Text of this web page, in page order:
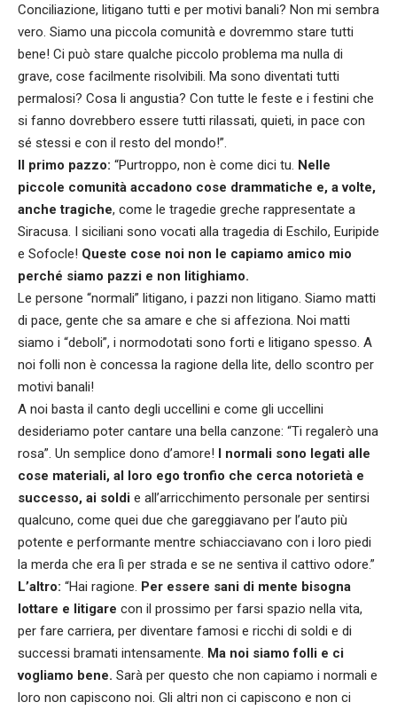
Conciliazione, litigano tutti e per motivi banali? Non mi sembra
vero. Siamo una piccola comunità e dovremmo stare tutti
bene! Ci può stare qualche piccolo problema ma nulla di
grave, cose facilmente risolvibili. Ma sono diventati tutti
permalosi? Cosa li angustia? Con tutte le feste e i festini che
si fanno dovrebbero essere tutti rilassati, quieti, in pace con
sé stessi e con il resto del mondo!”.
Il primo pazzo: “Purtroppo, non è come dici tu. Nelle
piccole comunità accadono cose drammatiche e, a volte,
anche tragiche, come le tragedie greche rappresentate a
Siracusa. I siciliani sono vocati alla tragedia di Eschilo, Euripide
e Sofocle! Queste cose noi non le capiamo amico mio
perché siamo pazzi e non litighiamo.
Le persone “normali” litigano, i pazzi non litigano. Siamo matti
di pace, gente che sa amare e che si affeziona. Noi matti
siamo i “deboli”, i normodotati sono forti e litigano spesso. A
noi folli non è concessa la ragione della lite, dello scontro per
motivi banali!
A noi basta il canto degli uccellini e come gli uccellini
desideriamo poter cantare una bella canzone: “Ti regalerò una
rosa”. Un semplice dono d’amore! I normali sono legati alle
cose materiali, al loro ego tronfio che cerca notorietà e
successo, ai soldi e all’arricchimento personale per sentirsi
qualcuno, come quei due che gareggiavano per l’auto più
potente e performante mentre schiacciavano con i loro piedi
la merda che era lì per strada e se ne sentiva il cattivo odore.”
L’altro: “Hai ragione. Per essere sani di mente bisogna
lottare e litigare con il prossimo per farsi spazio nella vita,
per fare carriera, per diventare famosi e ricchi di soldi e di
successi bramati intensamente. Ma noi siamo folli e ci
vogliamo bene. Sarà per questo che non capiamo i normali e
loro non capiscono noi. Gli altri non ci capiscono e non ci